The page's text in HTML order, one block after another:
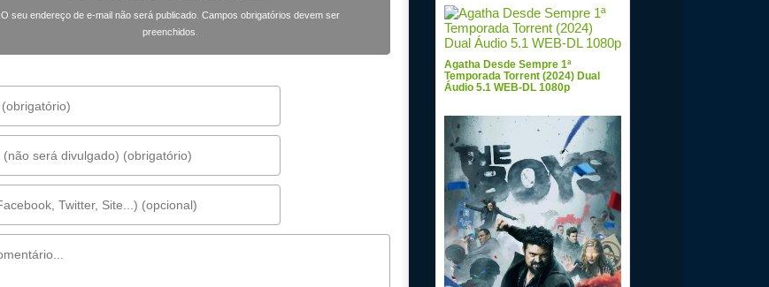
O seu endereço de e-mail não será publicado. Campos obrigatórios devem ser
preenchidos.
Agatha Desde Sempre 1ª
Temporada Torrent (2024) Dual
Áudio 5.1 WEB-DL 1080p